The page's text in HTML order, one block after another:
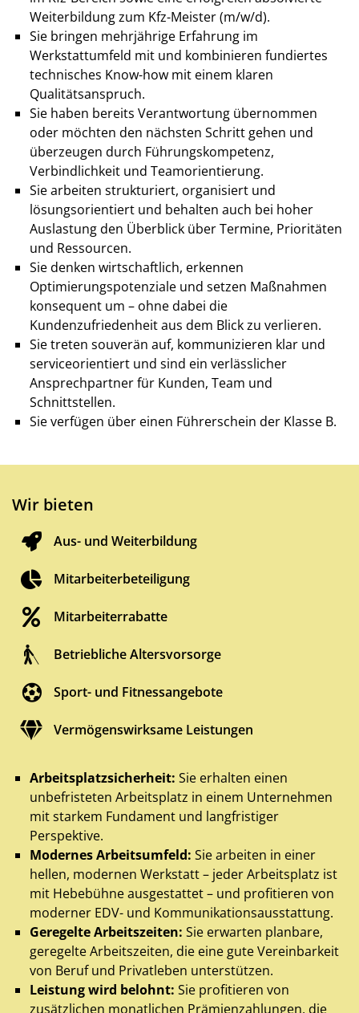
Weiterbildung zum Kfz-Meister (m/w/d).
Sie bringen mehrjährige Erfahrung im
Werkstattumfeld mit und kombinieren fundiertes
technisches Know-how mit einem klaren
Qualitätsanspruch.
Sie haben bereits Verantwortung übernommen
oder möchten den nächsten Schritt gehen und
überzeugen durch Führungskompetenz,
Verbindlichkeit und Teamorientierung.
Sie arbeiten strukturiert, organisiert und
lösungsorientiert und behalten auch bei hoher
Auslastung den Überblick über Termine, Prioritäten
und Ressourcen.
Sie denken wirtschaftlich, erkennen
Optimierungspotenziale und setzen Maßnahmen
konsequent um – ohne dabei die
Kundenzufriedenheit aus dem Blick zu verlieren.
Sie treten souverän auf, kommunizieren klar und
serviceorientiert und sind ein verlässlicher
Ansprechpartner für Kunden, Team und
Schnittstellen.
Sie verfügen über einen Führerschein der Klasse B.
Wir bieten
Aus- und Weiterbildung
Mitarbeiterbeteiligung
Mitarbeiterrabatte
Betriebliche Altersvorsorge
Sport- und Fitnessangebote
Vermögenswirksame Leistungen
Arbeitsplatzsicherheit: Sie erhalten einen
unbefristeten Arbeitsplatz in einem Unternehmen
mit starkem Fundament und langfristiger
Perspektive.
Modernes Arbeitsumfeld: Sie arbeiten in einer
hellen, modernen Werkstatt – jeder Arbeitsplatz ist
mit Hebebühne ausgestattet – und profitieren von
moderner EDV- und Kommunikationsausstattung.
Geregelte Arbeitszeiten: Sie erwarten planbare,
geregelte Arbeitszeiten, die eine gute Vereinbarkeit
von Beruf und Privatleben unterstützen.
Leistung wird belohnt: Sie profitieren von
zusätzlichen monatlichen Prämienzahlungen, die